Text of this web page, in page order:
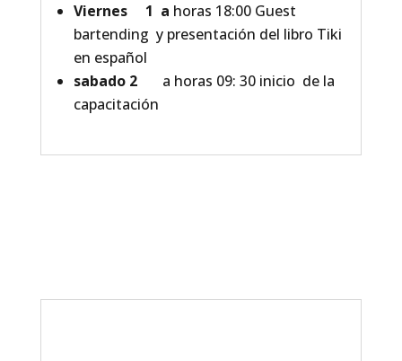
Viernes 1 a horas 18:00 Guest
bartending y presentación del libro Tiki
en español
sabado 2
a horas 09: 30 inicio de la
capacitación